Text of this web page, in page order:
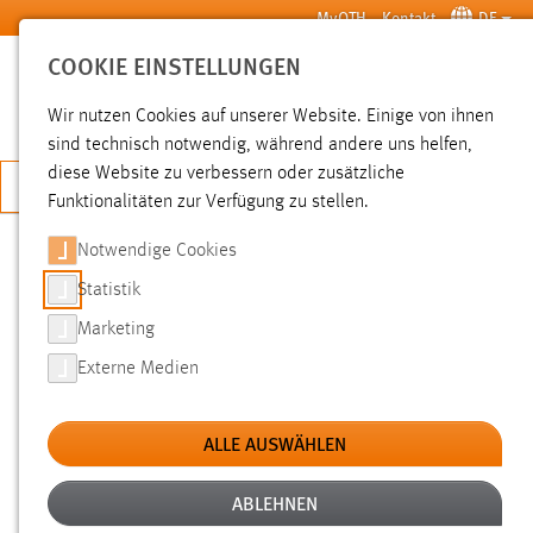
Zum Hauptinhalt springen MyOTH Kontakt DE
SUCHE
JETZT BEWERBEN
SUCHE
FILTER
Typ
Erstellungsdatum
COOKIE EINSTELLUNGEN
Wir nutzen Cookies auf unserer Website. Einige von ihnen
sind technisch notwendig, während andere uns helfen,
diese Website zu verbessern oder zusätzliche
Funktionalitäten zur Verfügung zu stellen.
Notwendige Cookies
Statistik
Marketing
Externe Medien
ALLE AUSWÄHLEN
ABLEHNEN